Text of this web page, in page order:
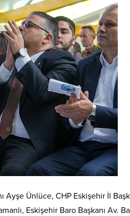
Ünlüce, CHP Eskişehir İl
Eskişehir Baro Başkanı Av.